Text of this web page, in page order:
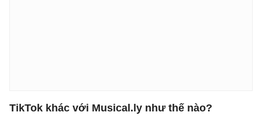
TikTok khác với Musical.ly như thế nào?